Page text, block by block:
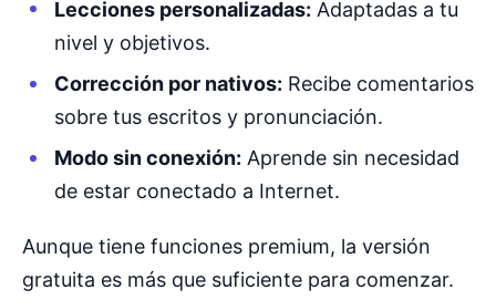
Lecciones personalizadas: Adaptadas a tu
nivel y objetivos.
Corrección por nativos: Recibe comentarios
sobre tus escritos y pronunciación.
Modo sin conexión: Aprende sin necesidad
de estar conectado a Internet.
Aunque tiene funciones premium, la versión
gratuita es más que suficiente para comenzar.